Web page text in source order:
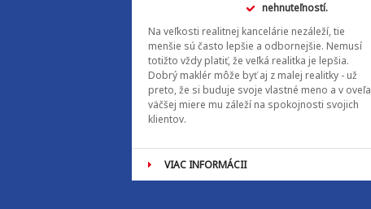
nehnuteľností.
Na veľkosti realitnej kancelárie nezáleží, tie
menšie sú často lepšie a odbornejšie. Nemusí
totižto vždy platiť, že veľká realitka je lepšia.
Dobrý maklér môže byť aj z malej realitky - už
preto, že si buduje svoje vlastné meno a v oveľa
väčšej miere mu záleží na spokojnosti svojich
klientov.
VIAC INFORMÁCII